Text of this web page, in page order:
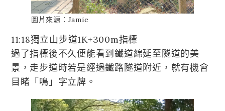
圖片來源：Jamie
11:18獨立山步道1K+300m指標
過了指標後不久便能看到鐵道綿延至隧道的美
景，走步道時若是經過鐵路隧道附近，就有機會
目睹「鳴」字立牌。